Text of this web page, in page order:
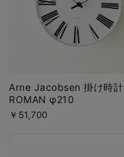
Arne Jacobsen 掛け時計
ROMAN φ210
￥51,700